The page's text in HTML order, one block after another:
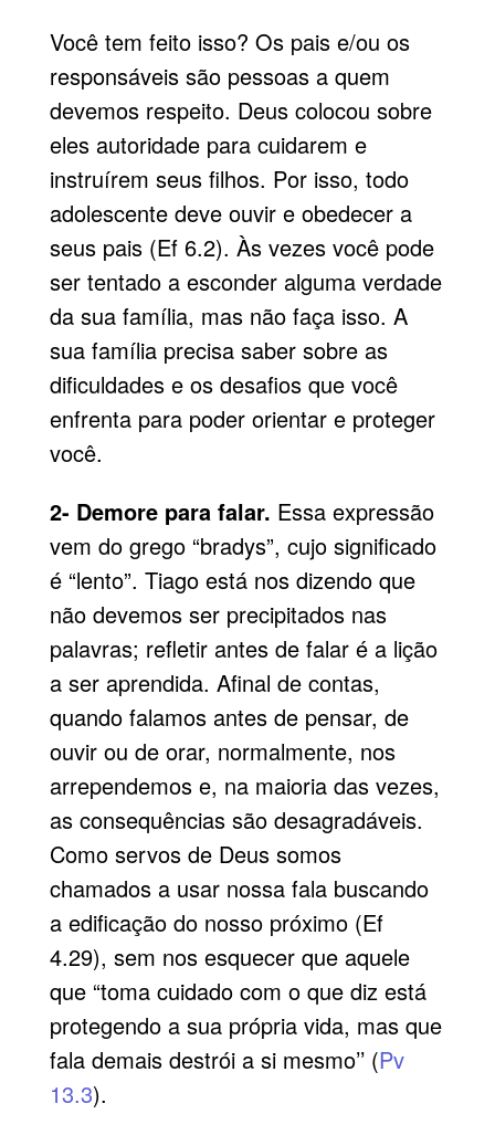
Você tem feito isso? Os pais e/ou os
responsáveis são pessoas a quem
devemos respeito. Deus colocou sobre
eles autoridade para cuidarem e
instruírem seus filhos. Por isso, todo
adolescente deve ouvir e obedecer a
seus pais (Ef 6.2). Às vezes você pode
ser tentado a esconder alguma verdade
da sua família, mas não faça isso. A
sua família precisa saber sobre as
dificuldades e os desafios que você
enfrenta para poder orientar e proteger
você.
2- Demore para falar. Essa expressão
vem do grego “bradys”, cujo significado
é “lento”. Tiago está nos dizendo que
não devemos ser precipitados nas
palavras; refletir antes de falar é a lição
a ser aprendida. Afinal de contas,
quando falamos antes de pensar, de
ouvir ou de orar, normalmente, nos
arrependemos e, na maioria das vezes,
as consequências são desagradáveis.
Como servos de Deus somos
chamados a usar nossa fala buscando
a edificação do nosso próximo (Ef
4.29), sem nos esquecer que aquele
que “toma cuidado com o que diz está
protegendo a sua própria vida, mas que
fala demais destrói a si mesmo’’ (Pv
13.3).